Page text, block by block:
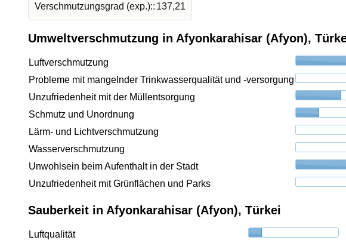
Verschmutzungsgrad (exp.):: 137,21
Umweltverschmutzung in Afyonkarahisar (Afyon),
Luftverschmutzung
Probleme mit mangelnder Trinkwasserqualität und -versorgung
Unzufriedenheit mit der Müllentsorgung
Schmutz und Unordnung
Lärm- und Lichtverschmutzung
Wasserverschmutzung
Unwohlsein beim Aufenthalt in der Stadt
Unzufriedenheit mit Grünflächen und Parks
Sauberkeit in Afyonkarahisar (Afyon), Türkei
Luftqualität